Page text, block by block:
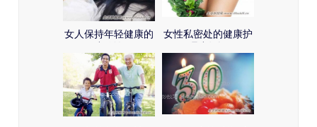
女人保持年轻健康的
女性私密处的健康护